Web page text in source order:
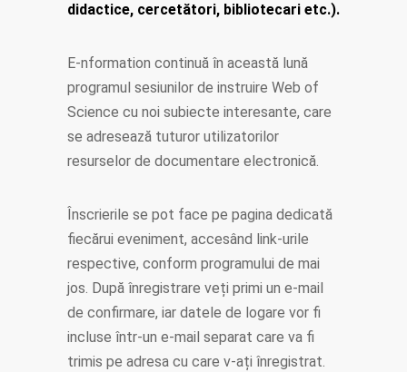
didactice, cercetători, bibliotecari etc.).
E-nformation continuă în această lună
programul sesiunilor de instruire Web of
Science cu noi subiecte interesante, care
se adresează tuturor utilizatorilor
resurselor de documentare electronică.
Înscrierile se pot face pe pagina dedicată
fiecărui eveniment, accesând link-urile
respective, conform programului de mai
jos. După înregistrare veți primi un e-mail
de confirmare, iar datele de logare vor fi
incluse într-un e-mail separat care va fi
trimis pe adresa cu care v-ați înregistrat.